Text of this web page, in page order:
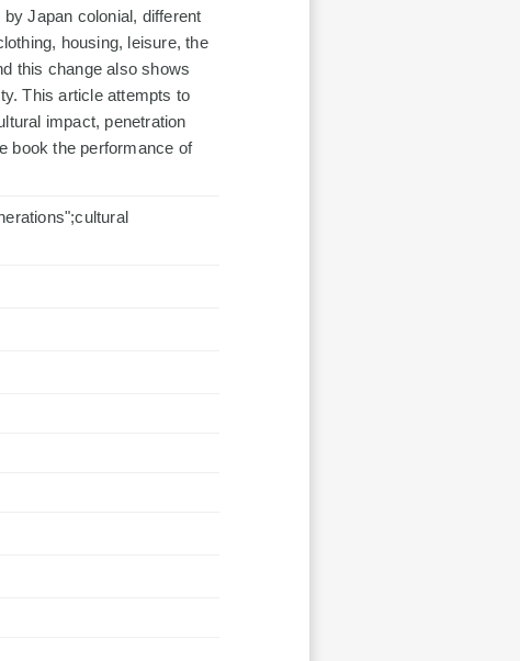
Japan colonial, different
housing, leisure, the
this change also shows
This article attempts to
impact, penetration
book the performance of